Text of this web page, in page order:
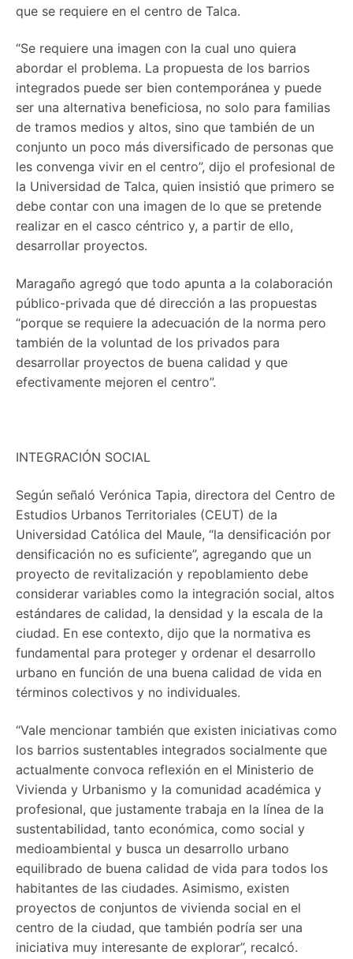
que se requiere en el centro de Talca.
“Se requiere una imagen con la cual uno quiera
abordar el problema. La propuesta de los barrios
integrados puede ser bien contemporánea y puede
ser una alternativa beneficiosa, no solo para familias
de tramos medios y altos, sino que también de un
conjunto un poco más diversificado de personas que
les convenga vivir en el centro”, dijo el profesional de
la Universidad de Talca, quien insistió que primero se
debe contar con una imagen de lo que se pretende
realizar en el casco céntrico y, a partir de ello,
desarrollar proyectos.
Maragaño agregó que todo apunta a la colaboración
público-privada que dé dirección a las propuestas
“porque se requiere la adecuación de la norma pero
también de la voluntad de los privados para
desarrollar proyectos de buena calidad y que
efectivamente mejoren el centro”.
INTEGRACIÓN SOCIAL
Según señaló Verónica Tapia, directora del Centro de
Estudios Urbanos Territoriales (CEUT) de la
Universidad Católica del Maule, “la densificación por
densificación no es suficiente”, agregando que un
proyecto de revitalización y repoblamiento debe
considerar variables como la integración social, altos
estándares de calidad, la densidad y la escala de la
ciudad. En ese contexto, dijo que la normativa es
fundamental para proteger y ordenar el desarrollo
urbano en función de una buena calidad de vida en
términos colectivos y no individuales.
“Vale mencionar también que existen iniciativas como
los barrios sustentables integrados socialmente que
actualmente convoca reflexión en el Ministerio de
Vivienda y Urbanismo y la comunidad académica y
profesional, que justamente trabaja en la línea de la
sustentabilidad, tanto económica, como social y
medioambiental y busca un desarrollo urbano
equilibrado de buena calidad de vida para todos los
habitantes de las ciudades. Asimismo, existen
proyectos de conjuntos de vivienda social en el
centro de la ciudad, que también podría ser una
iniciativa muy interesante de explorar”, recalcó.